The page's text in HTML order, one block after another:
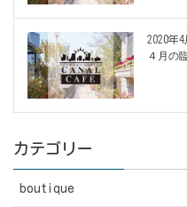
2020年4
４月の
カテゴリー
boutique